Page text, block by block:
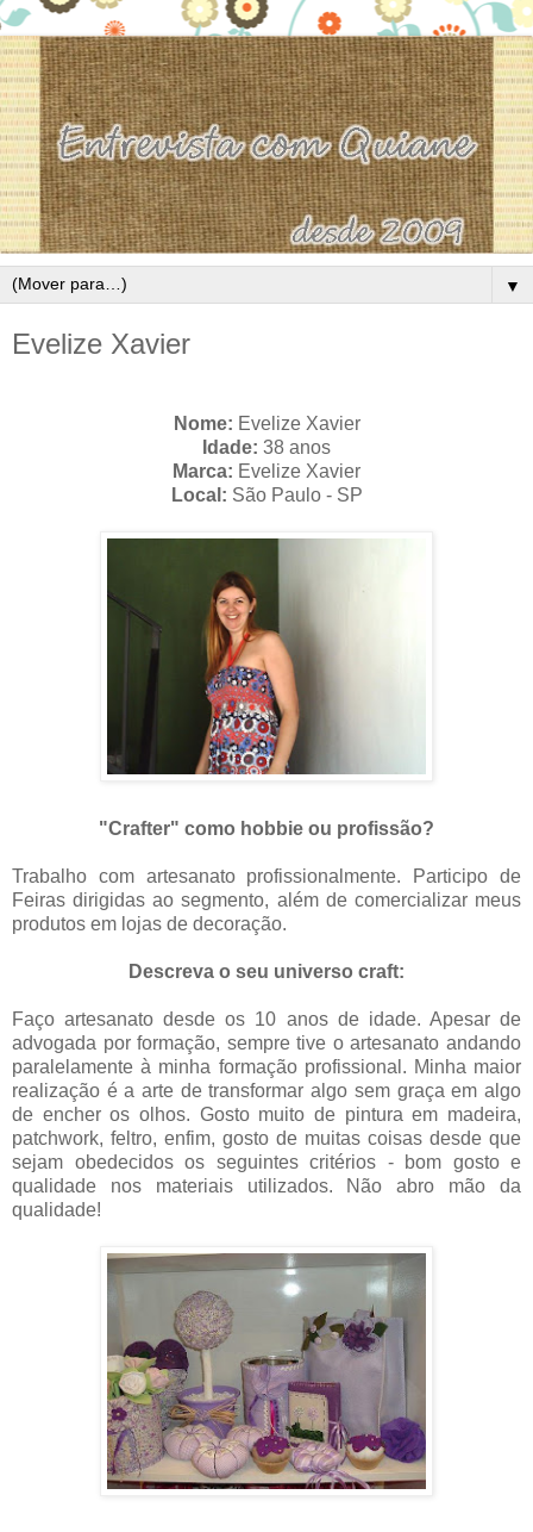
▼
Evelize Xavier
Nome: Evelize Xavier
Idade: 38 anos
Marca: Evelize Xavier
Local: São Paulo - SP
"Crafter" como hobbie ou profissão?
Trabalho com artesanato profissionalmente. Participo de
Feiras dirigidas ao segmento, além de comercializar meus
produtos em lojas de decoração.
Descreva o seu universo craft:
Faço artesanato desde os 10 anos de idade. Apesar de
advogada por formação, sempre tive o artesanato andando
paralelamente à minha formação profissional. Minha maior
realização é a arte de transformar algo sem graça em algo
de encher os olhos. Gosto muito de pintura em madeira,
patchwork, feltro, enfim, gosto de muitas coisas desde que
sejam obedecidos os seguintes critérios - bom gosto e
qualidade nos materiais utilizados. Não abro mão da
qualidade!